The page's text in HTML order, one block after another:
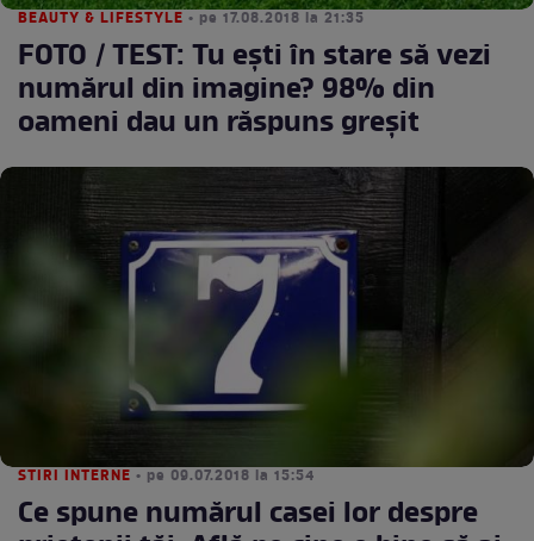
BEAUTY & LIFESTYLE • pe 17.08.2018 la 21:35
FOTO / TEST: Tu ești în stare să vezi
numărul din imagine? 98% din
oameni dau un răspuns greșit
STIRI INTERNE • pe 09.07.2018 la 15:54
Ce spune numărul casei lor despre